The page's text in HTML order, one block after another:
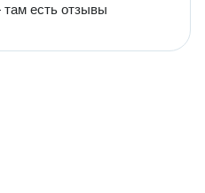
есть отзывы